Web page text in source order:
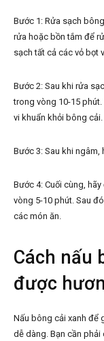
Bước 1: Rửa sạch
rửa hoặc bồn tắm để
sạch tất cả các vỏ bọt
Bước 2: Sau khi rửa
trong vòng 10-15
vi khuẩn khỏi bông cải.
Bước 3: Sau khi ngâm,
Bước 4: Cuối cùng,
vòng 5-10 phút. Sau
các món ăn.
Cách nấu
được
Nấu bông cải xanh để
dễ dàng. Bạn cần